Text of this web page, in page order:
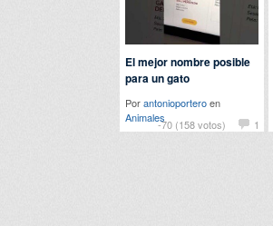
-70 (158 votos) 1
El mejor nombre posible
para un gato
Porantonioporteroen
Animales